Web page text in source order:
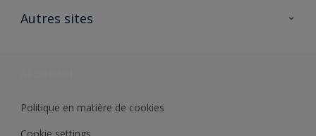
Ouvrir un magasin PASS
Autres sites
Politique en matière de cookies
Cookie settings